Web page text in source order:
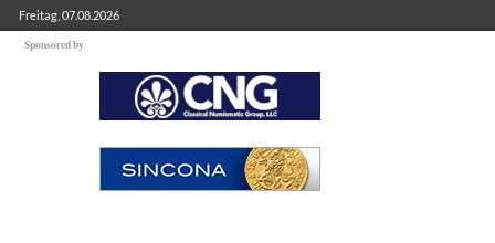
Freitag, 07.08.2026
Sponsored by